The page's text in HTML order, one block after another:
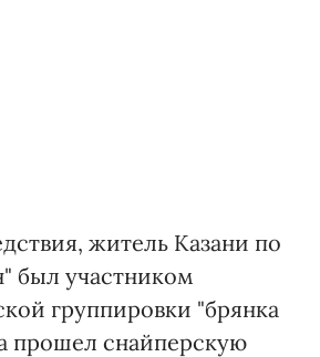
житель Казани по
был участником
группировки "брянка
прошел снайперскую